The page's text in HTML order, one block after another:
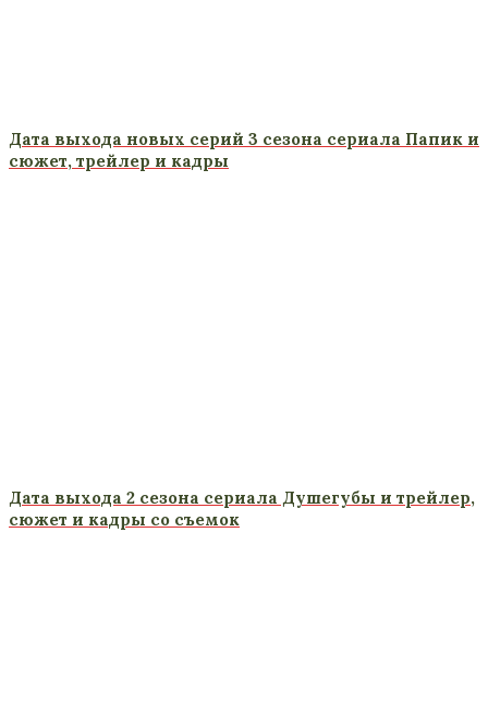
Дата выхода новых серий 3 сезона сериала Папик и
сюжет, трейлер и кадры
Дата выхода 2 сезона сериала Душегубы и трейлер,
сюжет и кадры со съемок